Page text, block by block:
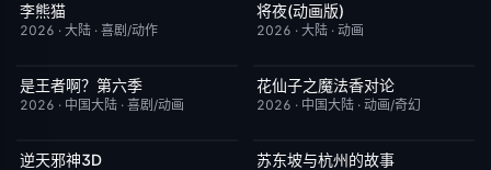
更新至第4集
李熊猫
2026 · 大陆 · 喜剧/动作
更新至第17集
将夜(动画版)
2026 · 大陆 · 动画
更新至第4集
是王者啊？第六季
2026 · 中国大陆 · 喜剧/动画
更新至第20集
花仙子之魔法香对论
2026 · 中国大陆 · 动画/奇幻
更新至第49集
逆天邪神3D 更新至第16集
苏东坡与杭州的故事